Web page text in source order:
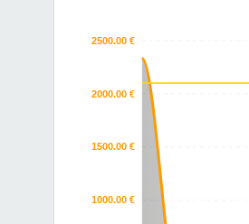
2500.00 €
2000.00 €
1500.00 €
1000.00 €